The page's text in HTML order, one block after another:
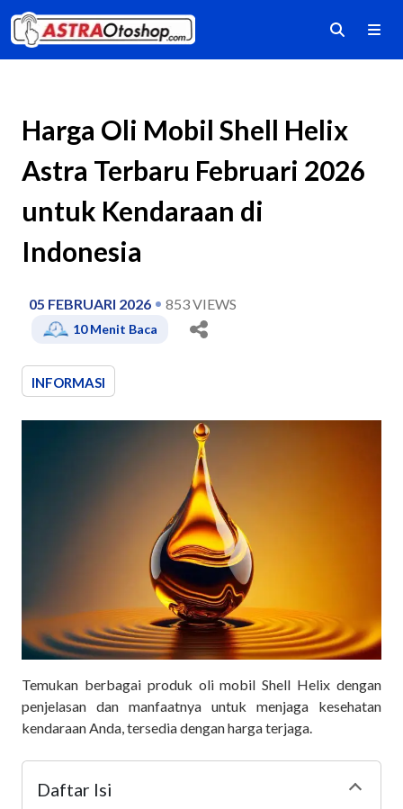
Harga Oli Mobil Shell Helix
Astra Terbaru Februari 2026
untuk Kendaraan di
Indonesia
05 FEBRUARI 2026 853VIEWS
10Menit Baca
INFORMASI
Temukan berbagai produk oli mobil Shell Helix dengan
penjelasan dan manfaatnya untuk menjaga kesehatan
kendaraan Anda, tersedia dengan harga terjaga.
Daftar Isi